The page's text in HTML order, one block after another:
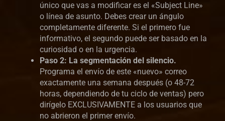
único que vas a modificar es el «Subject Line»
o línea de asunto. Debes crear un ángulo
completamente diferente. Si el primero fue
informativo, el segundo puede ser basado en la
curiosidad o en la urgencia.
Paso 2: La segmentación del silencio.
Programa el envío de este «nuevo» correo
exactamente una semana después (o 48-72
horas, dependiendo de tu ciclo de ventas) pero
dirígelo EXCLUSIVAMENTE a los usuarios que
no abrieron el primer envío.